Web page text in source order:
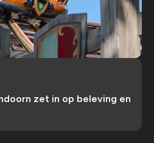
zet in op beleving en